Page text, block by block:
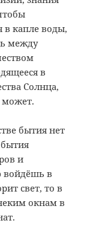
в капле воды,
между
в
Солнца,
может.
бытия нет
бытия
и
войдёшь в
свет, то в
окнам в